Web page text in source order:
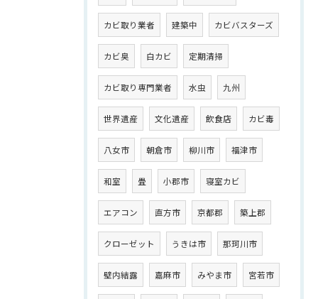
カビ取り業者 建築中 カビバスターズ
カビ臭 白カビ 定期清掃
カビ取り専門業者 水虫 九州
世界遺産 文化遺産 飲食店 カビ毒
八女市 朝倉市 柳川市 福津市
和室 畳 小郡市 寝室カビ
エアコン 直方市 京都郡 築上郡
クローゼット うきは市 那珂川市
壁内結露 嘉麻市 みやま市 宮若市